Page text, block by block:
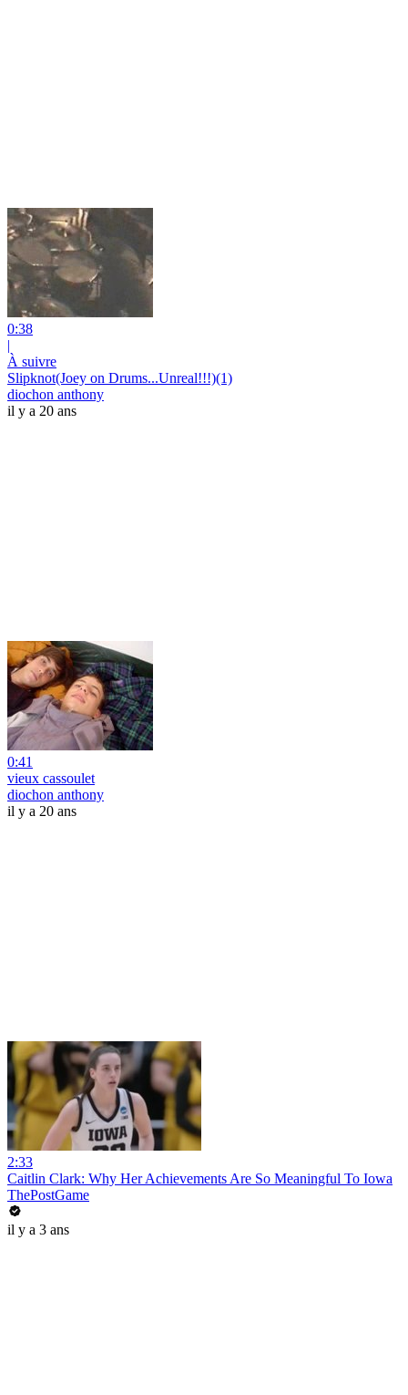
0:38
|
À suivre
Slipknot(Joey on Drums...Unreal!!!)(1)
diochon anthony
il y a 20 ans
0:41
vieux cassoulet
diochon anthony
il y a 20 ans
2:33
Caitlin Clark: Why Her Achievements Are So Meaningful To Iowa
ThePostGame
il y a 3 ans